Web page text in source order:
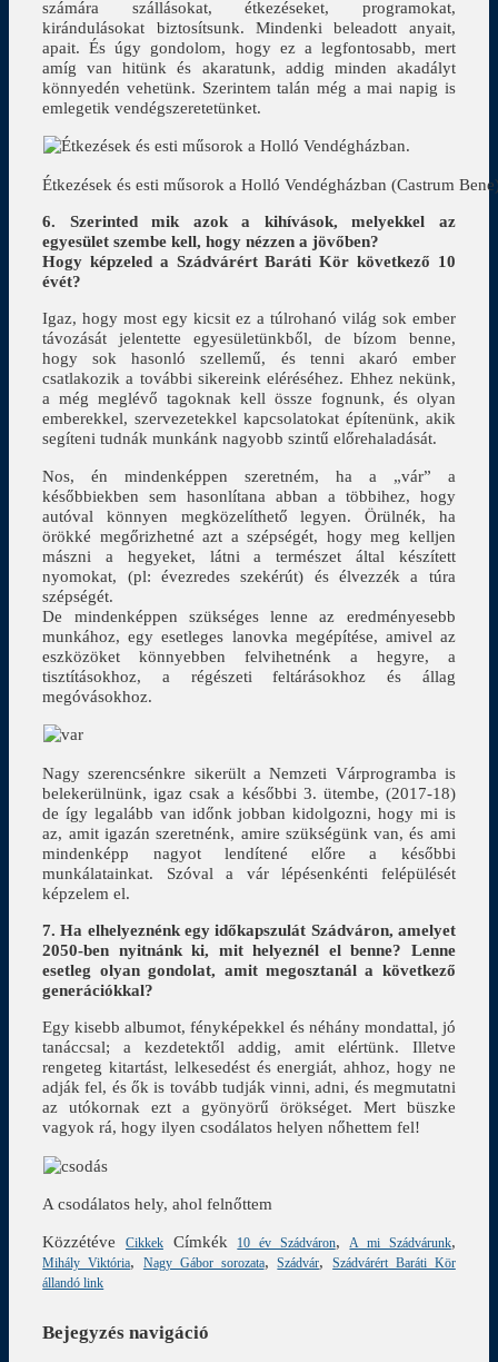
számára szállásokat, étkezéseket, programokat,
kirándulásokat biztosítsunk. Mindenki beleadott anyait,
apait. És úgy gondolom, hogy ez a legfontosabb, mert
amíg van hitünk és akaratunk, addig minden akadályt
könnyedén vehetünk. Szerintem talán még a mai napig is
emlegetik vendégszeretetünket.
Étkezések és esti műsorok a Holló Vendégházban (Castrum
6. Szerinted mik azok a kihívások, melyekkel az
egyesület szembe kell, hogy nézzen a jövőben?
Hogy képzeled a Szádvárért Baráti Kör következő 10
évét?
Igaz, hogy most egy kicsit ez a túlrohanó világ sok ember
távozását jelentette egyesületünkből, de bízom benne,
hogy sok hasonló szellemű, és tenni akaró ember
csatlakozik a további sikereink eléréséhez. Ehhez nekünk,
a még meglévő tagoknak kell össze fognunk, és olyan
emberekkel, szervezetekkel kapcsolatokat építenünk, akik
segíteni tudnák munkánk nagyobb szintű előrehaladását.
Nos, én mindenképpen szeretném, ha a „vár” a
későbbiekben sem hasonlítana abban a többihez, hogy
autóval könnyen megközelíthető legyen. Örülnék, ha
örökké megőrizhetné azt a szépségét, hogy meg kelljen
mászni a hegyeket, látni a természet által készített
nyomokat, (pl: évezredes szekérút) és élvezzék a túra
szépségét.
De mindenképpen szükséges lenne az eredményesebb
munkához, egy esetleges lanovka megépítése, amivel az
eszközöket könnyebben felvihetnénk a hegyre, a
tisztításokhoz, a régészeti feltárásokhoz és állag
megóvásokhoz.
Nagy szerencsénkre sikerült a Nemzeti Várprogramba is
belekerülnünk, igaz csak a későbbi 3. ütembe, (2017-18)
de így legalább van időnk jobban kidolgozni, hogy mi is
az, amit igazán szeretnénk, amire szükségünk van, és ami
mindenképp nagyot lendítené előre a későbbi
munkálatainkat. Szóval a vár lépésenkénti felépülését
képzelem el.
7. Ha elhelyeznénk egy időkapszulát Szádváron, amelyet
2050-ben nyitnánk ki, mit helyeznél el benne? Lenne
esetleg olyan gondolat, amit megosztanál a következő
generációkkal?
Egy kisebb albumot, fényképekkel és néhány mondattal, jó
tanáccsal; a kezdetektől addig, amit elértünk. Illetve
rengeteg kitartást, lelkesedést és energiát, ahhoz, hogy ne
adják fel, és ők is tovább tudják vinni, adni, és megmutatni
az utókornak ezt a gyönyörű örökséget. Mert büszke
vagyok rá, hogy ilyen csodálatos helyen nőhettem fel!
A csodálatos hely, ahol felnőttem
Közzétéve
Cikkek Címkék 10 év Szádváron, A mi Szádvárunk,
Mihály Viktória, Nagy Gábor sorozata,Szádvár,Szádvárért Baráti Kör
állandó link
Bejegyzés navigáció